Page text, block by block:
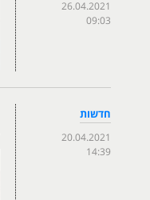
26.04.2021
09:03
חדשות
20.04.2021
14:39